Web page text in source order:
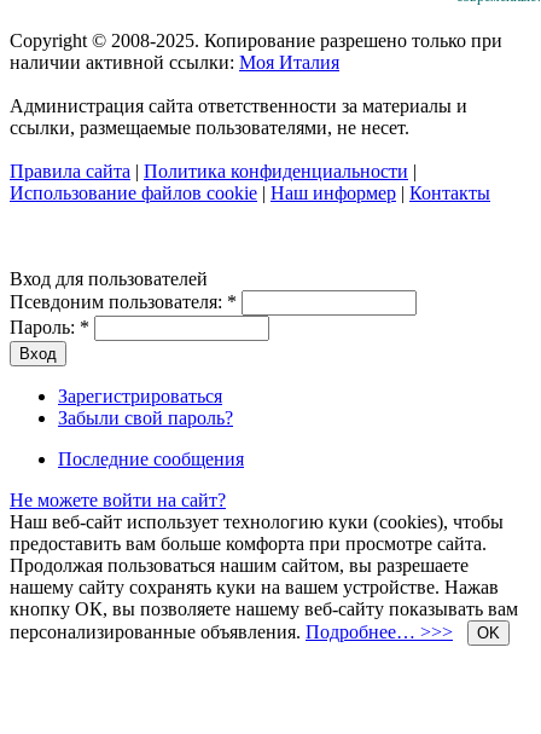
Copyright © 2008-2025. Копирование разрешено только при
наличии активной ссылки: Моя Италия
Администрация сайта ответственности за материалы и
ссылки, размещаемые пользователями, не несет.
Правила сайта | Политика конфиденциальности |
Использование файлов cookie | Наш информер | Контакты
Вход для пользователей
Псевдоним пользователя: *
Пароль: *
Зарегистрироваться
Забыли свой пароль?
Последние сообщения
Не можете войти на сайт?
Наш веб-сайт использует технологию куки (cookies), чтобы
предоставить вам больше комфорта при просмотре сайта.
Продолжая пользоваться нашим сайтом, вы разрешаете
нашему сайту сохранять куки на вашем устройстве. Нажав
кнопку ОК, вы позволяете нашему веб-сайту показывать вам
персонализированные объявления. Подробнее… >>> OK